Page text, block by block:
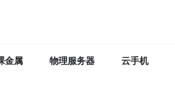
金属 物理服务器 云手机